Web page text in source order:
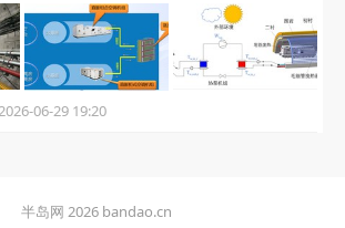
众新闻·半岛新闻 2026-06-29 19:20
半岛网 2026 bandao.cn